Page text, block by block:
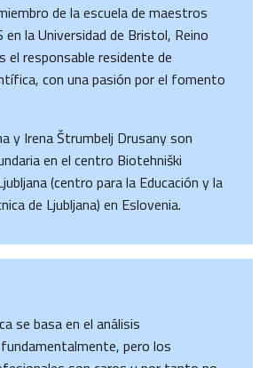
de la escuela de maestros
en la Universidad de Bristol, Reino
el responsable residente de
con una pasión por el fomento
y Irena Štrumbelj Drusany son
en el centro Biotehniški
(centro para la Educación y la
de Ljubljana) en Eslovenia.
se basa en el análisis
pero los